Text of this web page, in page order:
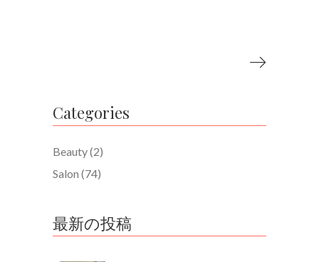
Categories
Beauty(2)
Salon (74)
最新の投稿